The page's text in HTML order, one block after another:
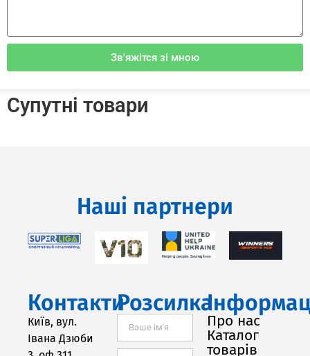
Зв'яжітся зі мною
Супутні товари
Наші партнери
Контакти
Київ, вул.
Івана Дзюби
Розсилка
Про нас
Каталог
товарів